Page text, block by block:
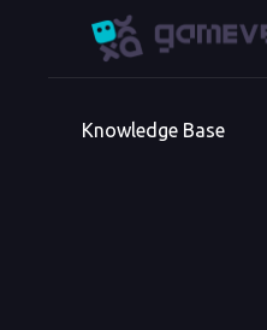
Knowledge Base